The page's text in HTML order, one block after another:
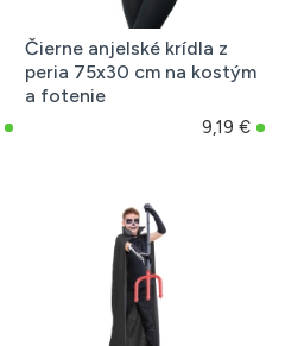
Čierne anjelské krídla z
peria 75x30 cm na kostým
a fotenie
9,19 €